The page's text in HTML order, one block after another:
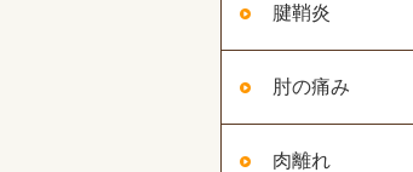
腱鞘炎
肘の痛み
肉離れ